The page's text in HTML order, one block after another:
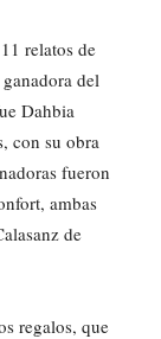
relatos de
del
Dahbia
con su obra
fueron
ambas
de
regalos, que